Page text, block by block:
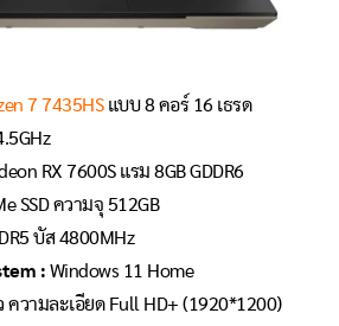
7 7435HSแบบ 8 คอร์ 16 เธรด
RX 7600S แรม 8GB GDDR6
SSD ความจุ 512GB
บัส 4800MHz
: Windows 11 Home
ความละเอียด Full HD+ (1920*1200)